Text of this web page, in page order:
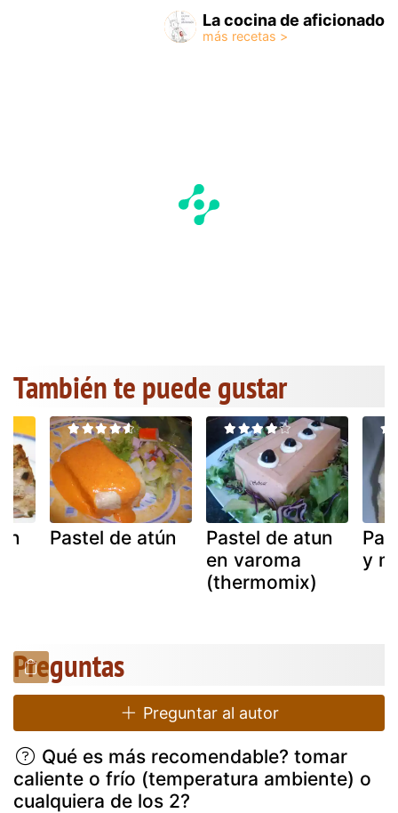
La cocina de aficionado
También te puede gustar
Pastel de atún
Pastel de atun
en varoma
(thermomix)
y
Preguntas
Preguntar al autor
Qué es más recomendable? tomar
caliente o frío (temperatura ambiente) o
cualquiera de los 2?